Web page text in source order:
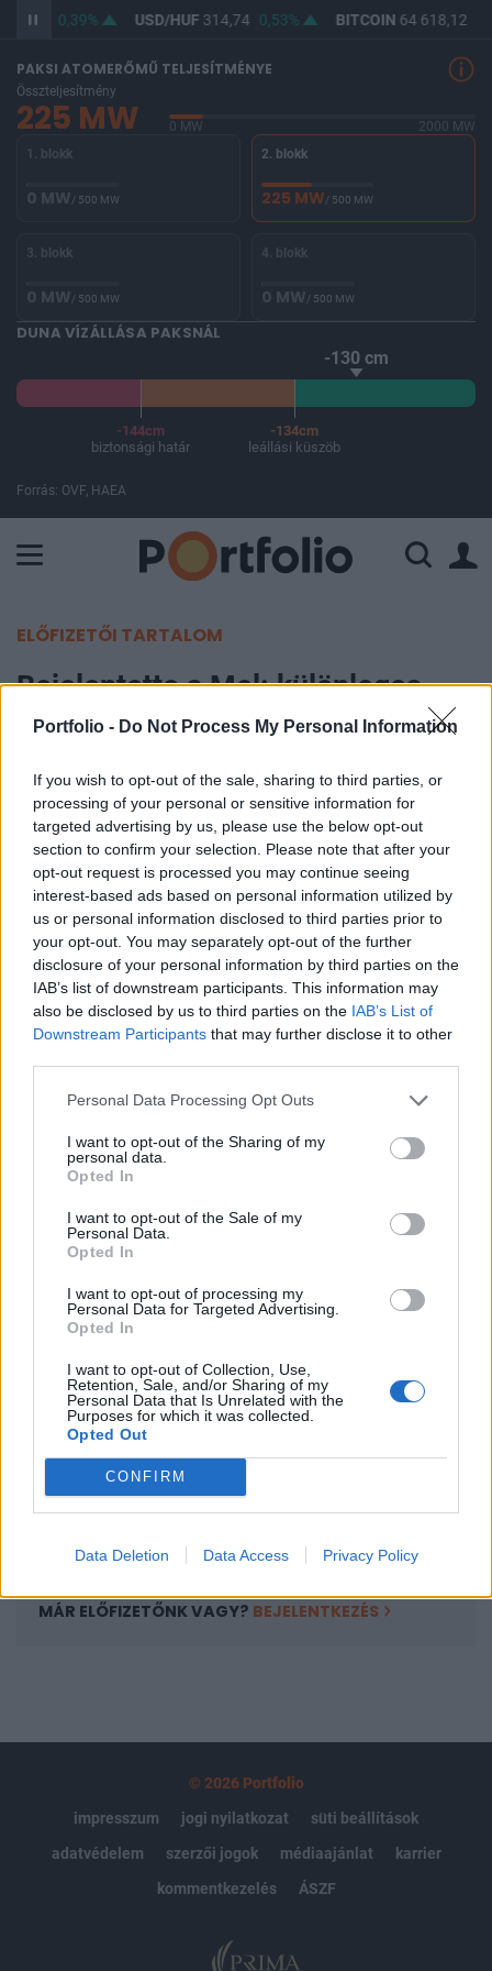
Portfolio - Do Not Process My Personal Information
If you wish to opt-out of the sale, sharing to third parties, or
processing of your personal or sensitive information for
targeted advertising by us, please use the below opt-out
section to confirm your selection. Please note that after your
opt-out request is processed you may continue seeing
interest-based ads based on personal information utilized by
us or personal information disclosed to third parties prior to
your opt-out. You may separately opt-out of the further
disclosure of your personal information by third parties on the
IAB’s list of downstream participants. This information may
also be disclosed by us to third parties on the IAB’s List of
Downstream Participants that may further disclose it to other
Personal Data Processing Opt Outs
I want to opt-out of the Sharing of my
personal data.
Opted In
I want to opt-out of the Sale of my
Personal Data.
Opted In
I want to opt-out of processing my
Personal Data for Targeted Advertising.
Opted In
I want to opt-out of Collection, Use,
Retention, Sale, and/or Sharing of my
Personal Data that Is Unrelated with the
Purposes for which it was collected.
Opted Out
CONFIRM
Data Deletion Data Access Privacy Policy
0,39% USD/HUF314,74 0,53% BITCOIN64 618,12
PAKSI ATOMERŐMŰ TELJESÍTMÉNYE
Összteljesítmény
225 MW 0 MW
2000 MW
1. blokk
0 MW/ 500 MW
2. blokk
225 MW/ 500 MW
3. blokk
0 MW/ 500 MW
4. blokk
0 MW/ 500 MW
DUNA VÍZÁLLÁSA PAKSNÁL
-130 cm
-144cm
biztonsági határ
-134cm
leállási küszöb
Forrás: OVF, HAEA
ELŐFIZETŐI TARTALOM
Bejelentette a Mol: különleges
tengeri területen indítanak
Portfolio
2026. június 16. 08:38
A Mol-csoport termelésmegosztási
megállapodást írt alá a Repsollal és a TPAO-val a
Földközi-tenger egyik líbiai offshore kutatási
területére.
A Mol tájékoztatja a tőkepiaci szereplőket, hogy a Mol-
Petrolleri A.O.-val (TPAO) a Földközi-tenger egyik offshore
kutatási területére, amelyre korábban kutatási engedélyt
szerzett. A közlemény szerint az észak-afrikai tengeri
projekt előrehaladása hozzájárul a líbiai...
KEDVES OLVASÓNK!
A keresett cikk a portfolio.hu hírarchívumához
tartozik, melynek olvasása előfizetéses
Az előfizetés a következőket tartalmazza:
Portfolio.hu teljes cikkarchívum
Kötéslisták: BÉT elmúlt 2 év napon belüli
kötéslistái
MÁR ELŐFIZETŐNK VAGY? BEJELENTKEZÉS
© 2026 Portfolio
impresszum
jogi nyilatkozat
süti beállítások
adatvédelem
szerzői jogok médiaajánlat
karrier
kommentkezelés
ÁSZF